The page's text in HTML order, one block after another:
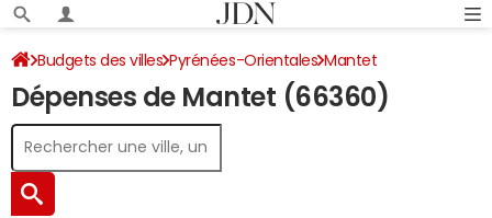
Budgets des villes Pyrénées-Orientales Mantet
Dépenses 2024
Dépenses de Mantet (66360)